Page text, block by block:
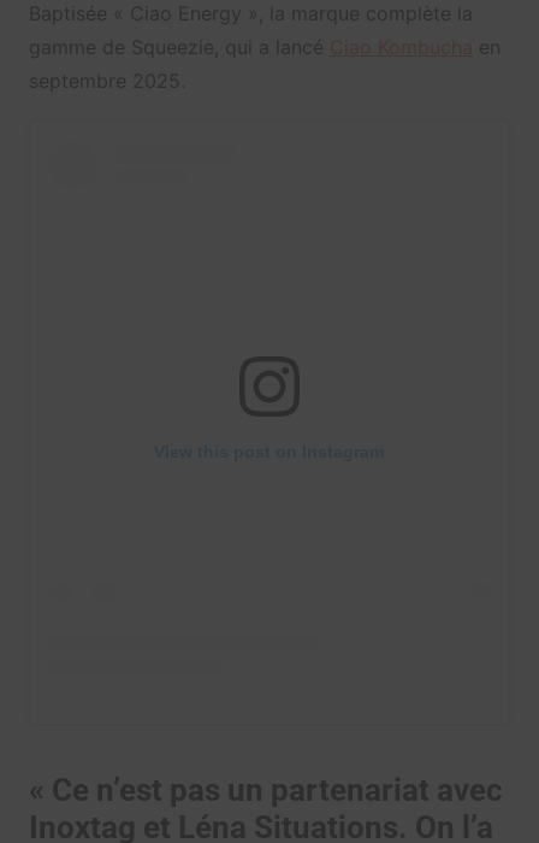
Baptisée « Ciao Energy », la marque complète la
gamme de Squeezie, qui a lancé
en
septembre 2025.
« Ce n’est pas un partenariat avec
Inoxtag et Léna Situations. On l’a